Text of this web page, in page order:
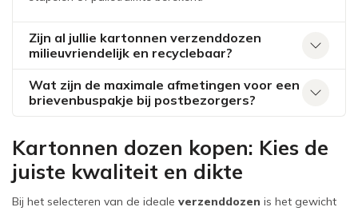
Zijn al jullie kartonnen verzenddozen
milieuvriendelijk en recyclebaar?
Wat zijn de maximale afmetingen voor een
brievenbuspakje bij postbezorgers?
Kartonnen dozen kopen: Kies de
juiste kwaliteit en dikte
Bij het selecteren van de ideale verzenddozen is het gewicht